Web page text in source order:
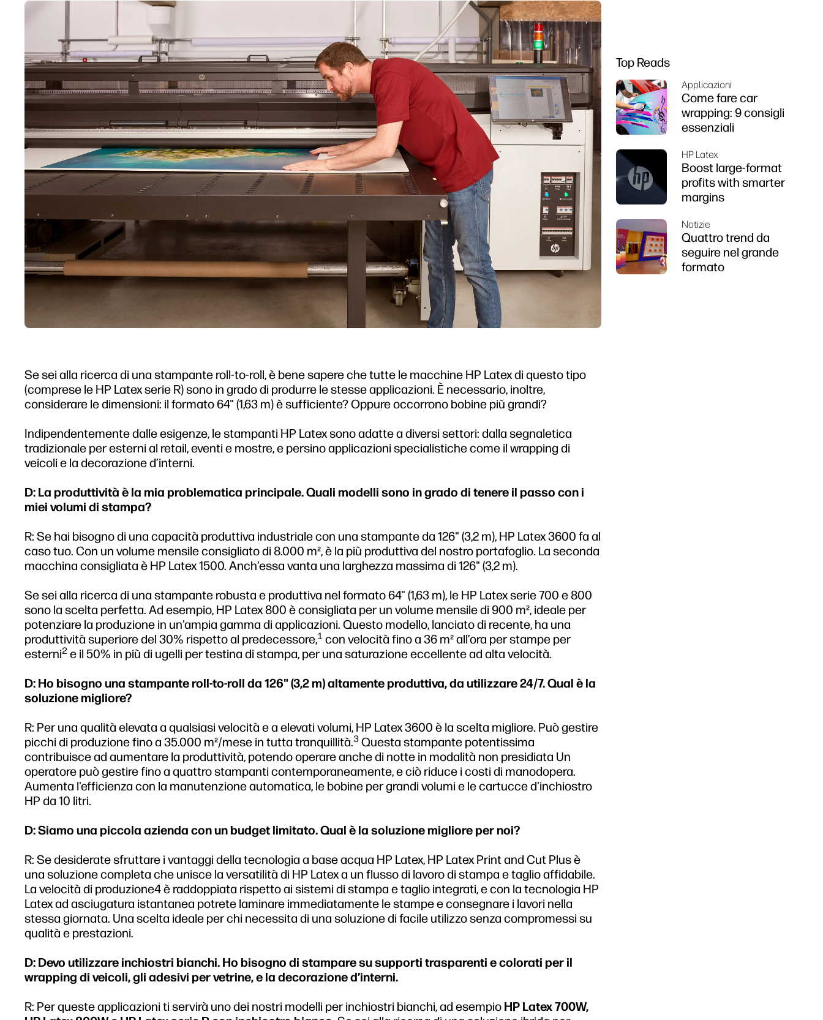
Se sei alla ricerca di una stampante roll-to-roll, è bene sapere che tutte le macchine HP Latex di questo tipo
(comprese le HP Latex serie R) sono in grado di produrre le stesse applicazioni. È necessario, inoltre,
considerare le dimensioni: il formato 64" (1,63 m) è sufficiente? Oppure occorrono bobine più grandi?
Indipendentemente dalle esigenze, le stampanti HP Latex sono adatte a diversi settori: dalla segnaletica
tradizionale per esterni al retail, eventi e mostre, e persino applicazioni specialistiche come il wrapping di
veicoli e la decorazione d’interni.
D: La produttività è la mia problematica principale. Quali modelli sono in grado di tenere il passo con i
miei volumi di stampa?
R: Se hai bisogno di una capacità produttiva industriale con una stampante da 126" (3,2 m), HP Latex 3600 fa al
caso tuo. Con un volume mensile consigliato di 8.000 m², è la più produttiva del nostro portafoglio. La seconda
macchina consigliata è HP Latex 1500. Anch’essa vanta una larghezza massima di 126" (3,2 m).
Se sei alla ricerca di una stampante robusta e produttiva nel formato 64" (1,63 m), le HP Latex serie 700 e 800
sono la scelta perfetta. Ad esempio, HP Latex 800 è consigliata per un volume mensile di 900 m², ideale per
potenziare la produzione in un'ampia gamma di applicazioni. Questo modello, lanciato di recente, ha una
produttività superiore del 30% rispetto al predecessore,1 con velocità fino a 36 m² all’ora per stampe per
esterni2 e il 50% in più di ugelli per testina di stampa, per una saturazione eccellente ad alta velocità.
D: Ho bisogno una stampante roll-to-roll da 126" (3,2 m) altamente produttiva, da utilizzare 24/7. Qual è la
soluzione migliore?
R: Per una qualità elevata a qualsiasi velocità e a elevati volumi, HP Latex 3600 è la scelta migliore. Può gestire
picchi di produzione fino a 35.000 m²/mese in tutta tranquillità.3 Questa stampante potentissima
contribuisce ad aumentare la produttività, potendo operare anche di notte in modalità non presidiata Un
operatore può gestire fino a quattro stampanti contemporaneamente, e ciò riduce i costi di manodopera.
Aumenta l'efficienza con la manutenzione automatica, le bobine per grandi volumi e le cartucce d'inchiostro
HP da 10 litri.
D: Siamo una piccola azienda con un budget limitato. Qual è la soluzione migliore per noi?
R: Se desiderate sfruttare i vantaggi della tecnologia a base acqua HP Latex, HP Latex Print and Cut Plus è
una soluzione completa che unisce la versatilità di HP Latex a un flusso di lavoro di stampa e taglio affidabile.
La velocità di produzione4 è raddoppiata rispetto ai sistemi di stampa e taglio integrati, e con la tecnologia HP
Latex ad asciugatura istantanea potrete laminare immediatamente le stampe e consegnare i lavori nella
stessa giornata. Una scelta ideale per chi necessita di una soluzione di facile utilizzo senza compromessi su
qualità e prestazioni.
D: Devo utilizzare inchiostri bianchi. Ho bisogno di stampare su supporti trasparenti e colorati per il
wrapping di veicoli, gli adesivi per vetrine, e la decorazione d’interni.
R: Per queste applicazioni ti servirà uno dei nostri modelli per inchiostri bianchi, ad esempio HP Latex 700W,
Top Reads
Applicazioni
Come fare car
wrapping: 9 consigli
essenziali
HP Latex
Boost large-format
profits with smarter
margins
Notizie
Quattro trend da
seguire nel grande
formato